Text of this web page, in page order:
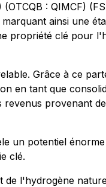
: QIMCF)
ainsi une
propriété clé pour
Grâce à ce
en tant que
revenus provenant
un potentiel
clé.
de l'hydrogène